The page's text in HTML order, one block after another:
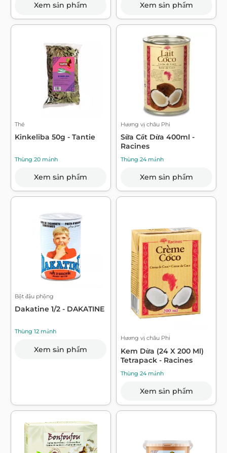
Xem sản phẩm Xem sản phẩm
Thé
Kinkeliba 50g - Tantie
Thùng 20 mảnh
Xem sản phẩm
Hương vị châu Phi
Sữa Cốt Dừa 400ml -
Racines
Thùng 24 mảnh
Xem sản phẩm
Bột đậu phộng
Dakatine 1/2 - DAKATINE
Thùng 12 mảnh
Xem sản phẩm
Hương vị châu Phi
Kem Dừa (24 X 200 Ml)
Tetrapack - Racines
Thùng 24 mảnh
Xem sản phẩm